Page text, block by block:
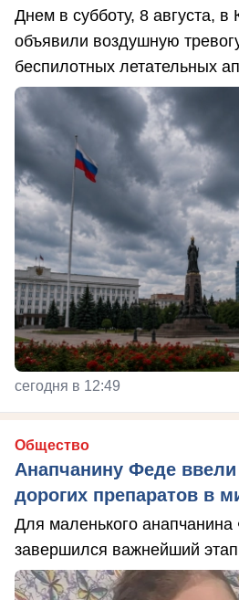
Днем в субботу, 8 августа, в
объявили воздушную
беспилотных летательных
сегодня в 12:49
Общество
Анапчанину Феде
дорогих препаратов в
Для маленького
завершился важнейший